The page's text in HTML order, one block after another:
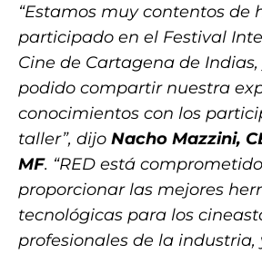
“Estamos muy contentos de
participado en el Festival
Cine de Cartagena de
podido compartir nuestra
conocimientos con los
taller”, dijo Nacho Mazzini,
MF. “RED está
proporcionar las mejores
tecnológicas para los
profesionales de la industria,